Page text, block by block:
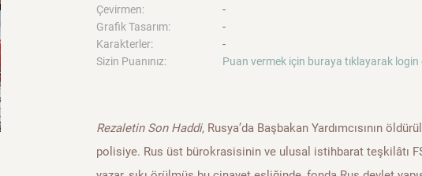
Çevirmen: -
Grafik Tasarım: -
Karakterler: -
Sizin Puanınız: Puan vermek için buraya tıklayarak
Rezaletin Son Haddi, Rusya’da Başbakan Yardımcısının
polisiye. Rus üst bürokrasisinin ve ulusal istihbarat teşkilâtı